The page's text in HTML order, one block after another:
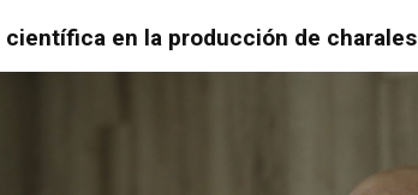
científica en la producción de charales